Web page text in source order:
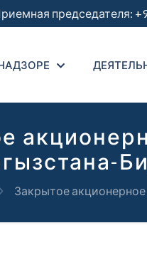
председателя:
Закрытое